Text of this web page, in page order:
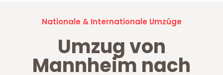
Nationale & Internationale Umzüge
Umzug von
Mannheim nach